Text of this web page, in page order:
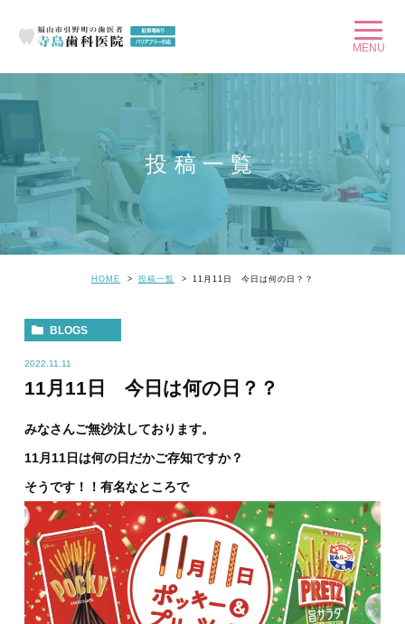
投稿一覧
HOME 投稿一覧 11月11日 今日は何の日？？
BLOGS
2022.11.11
11月11日 今日は何の日？？
みなさんご無沙汰しております。
11月11日は何の日だかご存知ですか？
そうです！！有名なところで